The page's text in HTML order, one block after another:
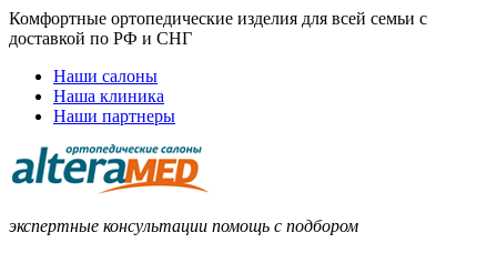
Комфортные ортопедические изделия для всей семьи с
доставкой по РФ и СНГ
Наши салоны
Наша клиника
Наши партнеры
экспертные консультации помощь с подбором